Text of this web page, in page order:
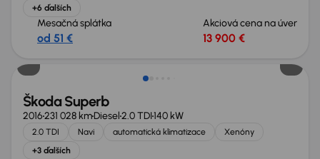
+6 ďalších
Mesačná splátka
od 51 €
Akciová cena na úver
13 900 €
Škoda Superb
2016231 028 kmDiesel2.0 TDI140 kW
2.0 TDI Navi automatická klimatizace
Xenóny
+3 ďalších